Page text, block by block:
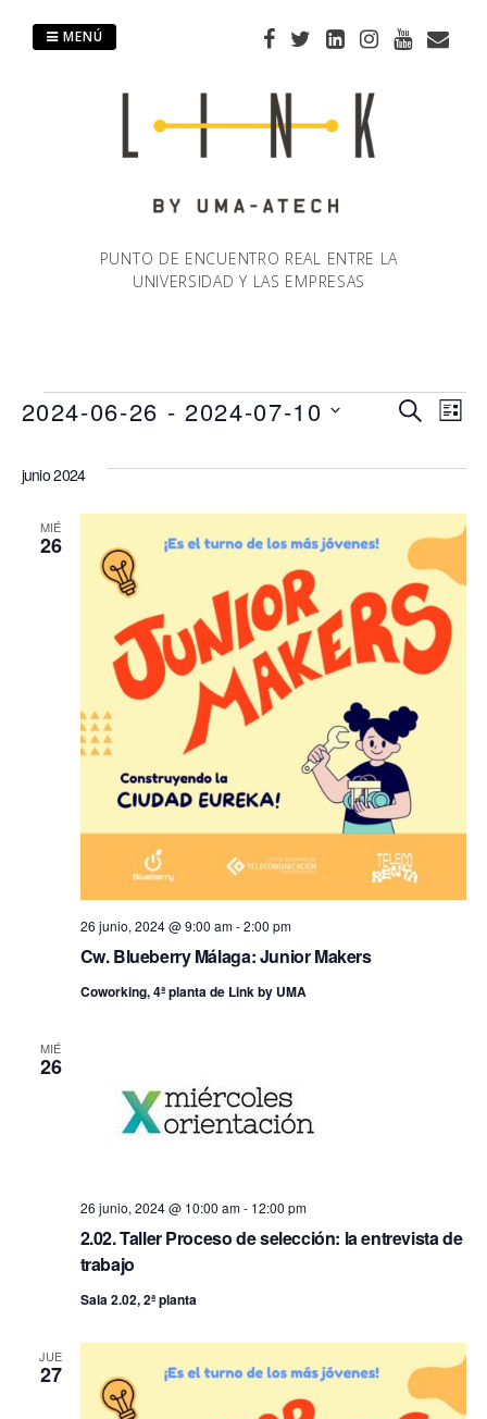
PUNTO DE ENCUENTRO REAL ENTRE LA
UNIVERSIDAD Y LAS EMPRESAS
MENÚ
Eventos
de
y
vistas
de
BUSCAR
de
2024-06-26 - 2024-07-10
la
junio 2024
MIÉ
26
Cw. Blueberry Málaga: Junior Makers
26 junio, 2024 @ 9:00 am-2:00 pm
Coworking, 4ª planta de Link by UMA
MIÉ
26
2.02. Taller Proceso de selección: la entrevista de
trabajo
26 junio, 2024 @ 10:00 am- 12:00 pm
Sala 2.02, 2ª planta
JUE
27